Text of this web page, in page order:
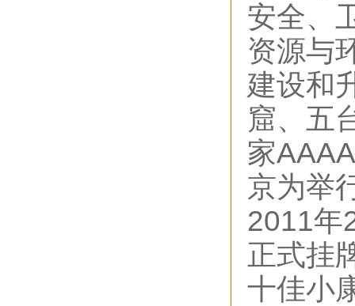
安全、
资源与
建设和
窟、五
家
京为举
2011年
正式挂
十佳小